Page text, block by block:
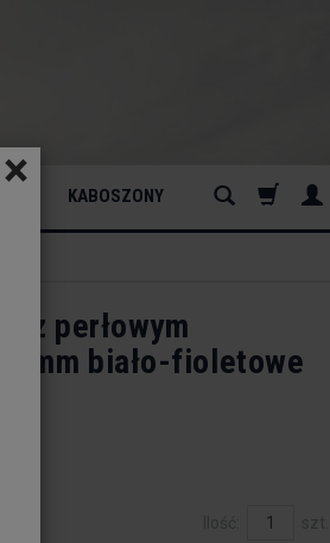
× KABOSZONY
z perłowym
biało-fioletowe